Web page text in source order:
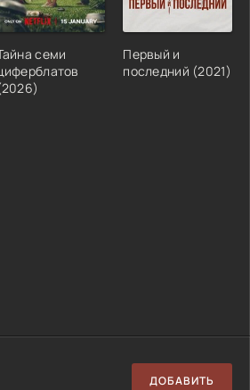
семи
Первый и
последний (2021)
ДОБАВИТЬ